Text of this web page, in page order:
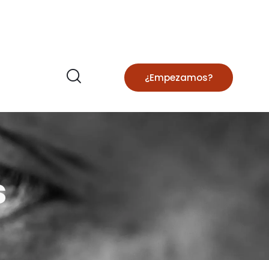
¿Empezamos?